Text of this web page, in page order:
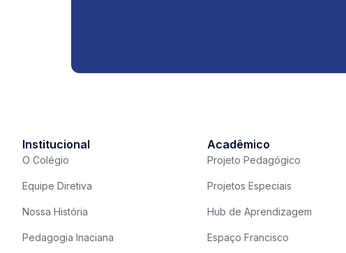
Institucional
O Colégio
Equipe Diretiva
Nossa História
Pedagogia Inaciana
Acadêmico
Projeto Pedagógico
Projetos Especiais
Hub de Aprendizagem
Espaço Francisco